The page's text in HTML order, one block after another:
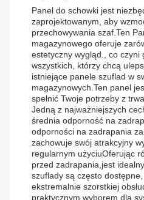
Panel do schowki jest
zaprojektowanym, aby
przechowywania szaf.Ten
magazynowego oferuje
estetyczny wygląd., co
wszystkich, którzy chcą
istniejące panele szuflad w
magazynowych.Ten panel
spełnić Twoje potrzeby z
Jedną z najważniejszych
średnia odporność na
odporności na zadrapania
zachowuje swój atrakcyjny
regularnym użyciuOferując
przed zadrapania,jest
szuflady są często
ekstremalnie szorstkiej
praktycznym wyborem dla